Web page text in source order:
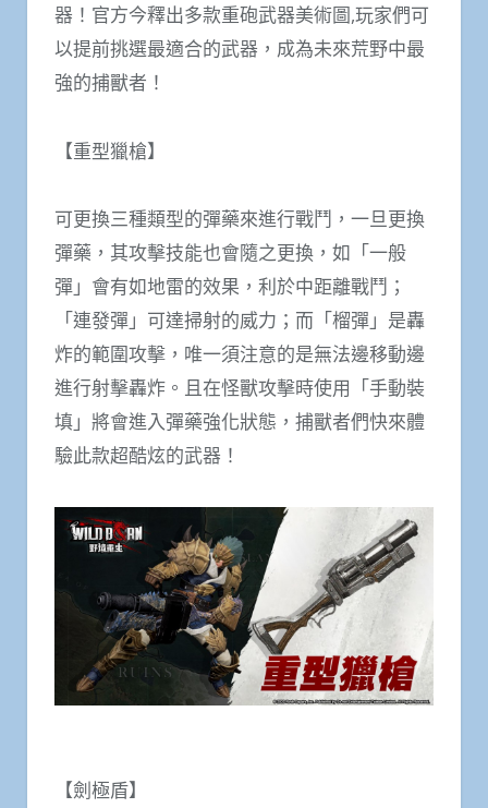
器！官方今釋出多款重砲武器美術圖,玩家們可
以提前挑選最適合的武器，成為未來荒野中最
強的捕獸者！
【重型獵槍】
可更換三種類型的彈藥來進行戰鬥，一旦更換
彈藥，其攻擊技能也會隨之更換，如「一般
彈」會有如地雷的效果，利於中距離戰鬥；
「連發彈」可達掃射的威力；而「榴彈」是轟
炸的範圍攻擊，唯一須注意的是無法邊移動邊
進行射擊轟炸。且在怪獸攻擊時使用「手動裝
填」將會進入彈藥強化狀態，捕獸者們快來體
驗此款超酷炫的武器！
【劍極盾】